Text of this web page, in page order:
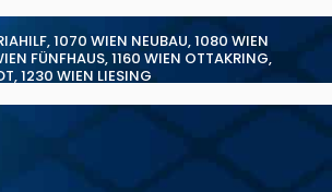
,1070 WIEN NEUBAU,1080 WIEN
FÜNFHAUS,1160 WIEN OTTAKRING,
,1230 WIEN LIESING